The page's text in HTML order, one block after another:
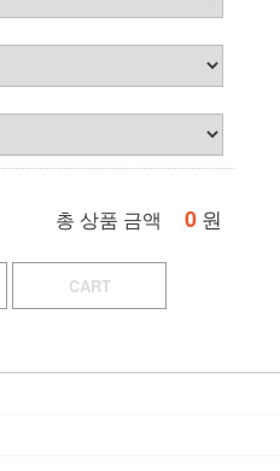
총 상품 금액 0 원
CART